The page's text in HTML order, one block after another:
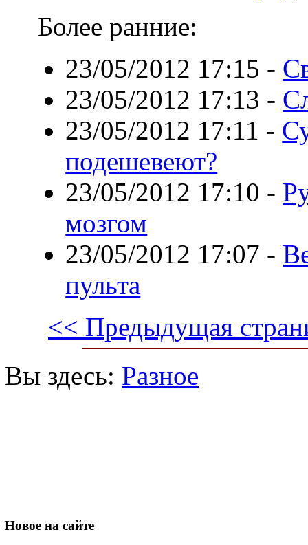
Более ранние:
23/05/2012 17:15 -
23/05/2012 17:13 -
23/05/2012 17:11 -
подешевеют?
23/05/2012 17:10 -
мозгом
23/05/2012 17:07 -
пульта
<< Предыдущая
Вы здесь: Разное
Новое на сайте